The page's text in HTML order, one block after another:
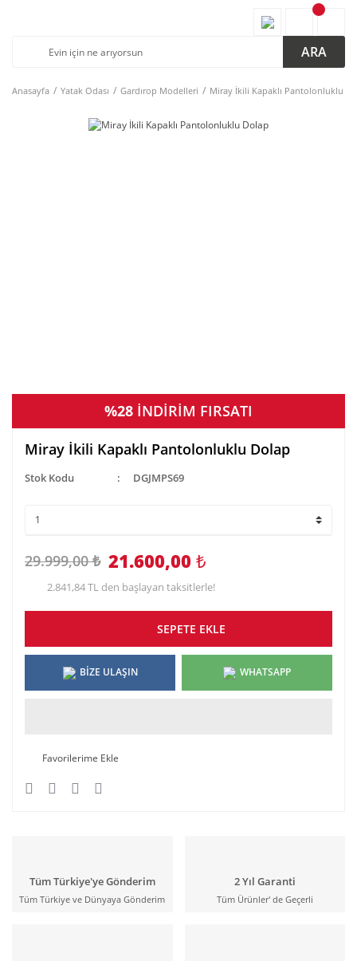
ARA
Anasayfa Yatak Odası Gardırop Modelleri Miray İkili Kapaklı Pantolonluklu
%28 İNDİRİM FIRSATI
Miray İkili Kapaklı Pantolonluklu Dolap
Stok Kodu DGJMPS69
29.999,00 ₺ 21.600,00 ₺
2.841,84 TL den başlayan taksitlerle!
SEPETE EKLE
BİZE ULAŞIN WHATSAPP
Tüm Türkiye'ye Gönderim
Tüm Türkiye ve Dünyaya Gönderim
2 Yıl Garanti
Tüm Ürünler' de Geçerli